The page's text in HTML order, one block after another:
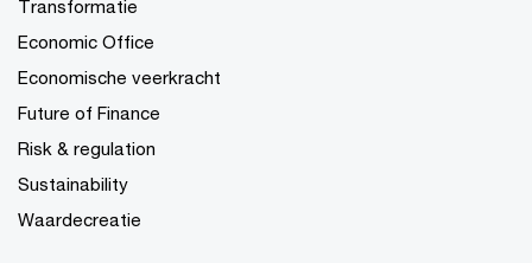
Transformatie
Economic Office
Economische veerkracht
Future of Finance
Risk & regulation
Sustainability
Waardecreatie